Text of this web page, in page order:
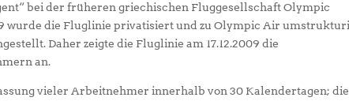
bei der früheren griechischen Fluggesellschaft Olympic
wurde die Fluglinie privatisiert und zu Olympic Air
Daher zeigte die Fluglinie am 17.12.2009 die
an.
vieler Arbeitnehmer innerhalb von 30 Kalendertagen; die